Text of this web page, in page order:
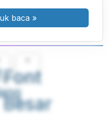
Font
Besar
baca »